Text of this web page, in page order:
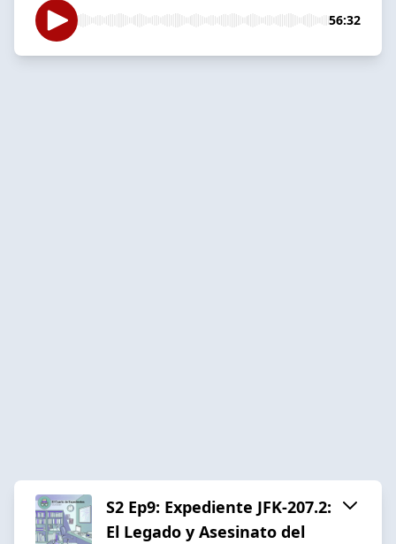
56:32
S2 Ep9: Expediente JFK-207.2:
El Legado y Asesinato del